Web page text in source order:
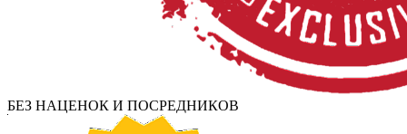
БЕЗ НАЦЕНОК И ПОСРЕДНИКОВ